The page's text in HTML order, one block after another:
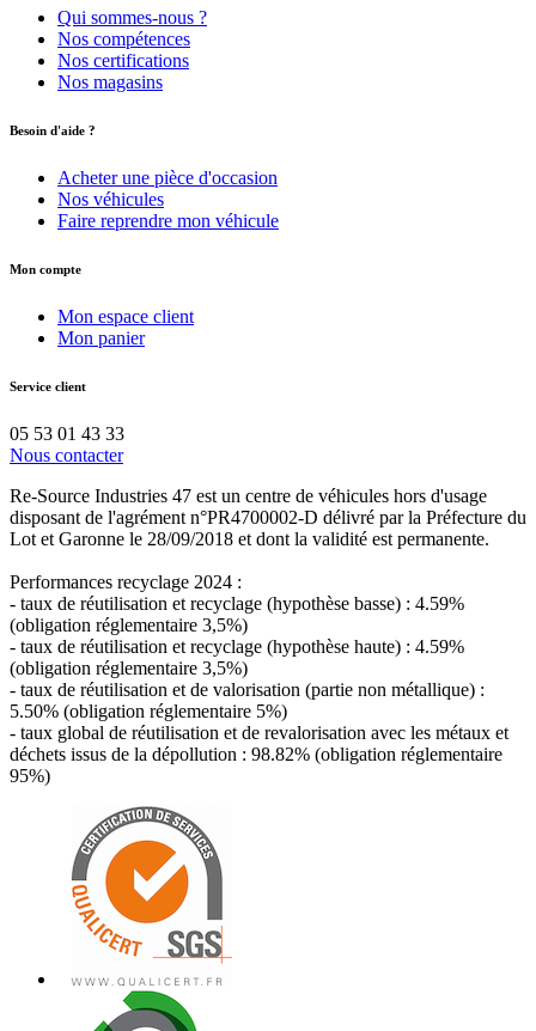
Qui sommes-nous ?
Nos compétences
Nos certifications
Nos magasins
Besoin d'aide ?
Acheter une pièce d'occasion
Nos véhicules
Faire reprendre mon véhicule
Mon compte
Mon espace client
Mon panier
Service client
05 53 01 43 33
Nous contacter
Re-Source Industries 47 est un centre de véhicules hors d'usage
disposant de l'agrément n°PR4700002-D délivré par la Préfecture du
Lot et Garonne le 28/09/2018 et dont la validité est permanente.
Performances recyclage 2024 :
- taux de réutilisation et recyclage (hypothèse basse) : 4.59%
(obligation réglementaire 3,5%)
- taux de réutilisation et recyclage (hypothèse haute) : 4.59%
(obligation réglementaire 3,5%)
- taux de réutilisation et de valorisation (partie non métallique) :
5.50% (obligation réglementaire 5%)
- taux global de réutilisation et de revalorisation avec les métaux et
déchets issus de la dépollution : 98.82% (obligation réglementaire
95%)